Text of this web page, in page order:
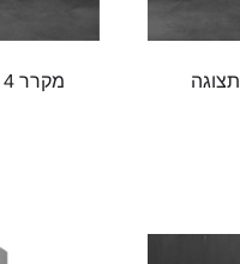
מקרר 4 דלתות WFN600 מתצוגה